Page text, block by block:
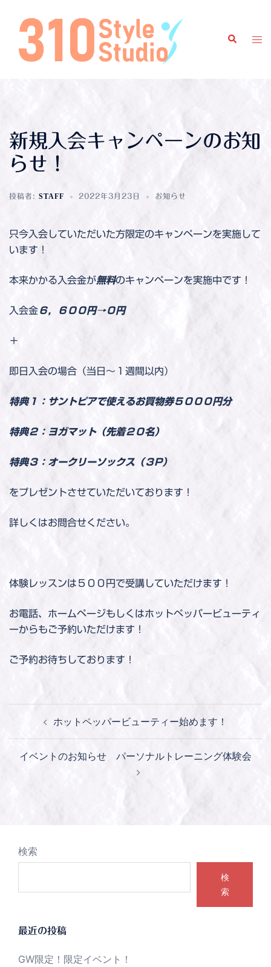
新規入会キャンペーンのお知
らせ！
投稿者: STAFF 2022年3月23日 お知らせ
只今入会していただいた方限定のキャンペーンを実施して
います！
本来かかる入会金が無料のキャンペーンを実施中です！
入会金６，６００円→０円
＋
即日入会の場合（当日～１週間以内）
特典１：サントピアで使えるお買物券５０００円分
特典２：ヨガマット（先着２０名）
特典３：オークリーソックス（３P）
をプレゼントさせていただいております！
詳しくはお問合せください。
体験レッスンは５００円で受講していただけます！
お電話、ホームページもしくはホットペッパービューティ
ーからもご予約いただけます！
ご予約お待ちしております！
ホットペッパービューティー始めます！
イベントのお知らせ パーソナルトレーニング体験会
検索
検
索
最近の投稿
GW限定！限定イベント！